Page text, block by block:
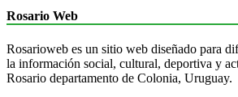
Rosario Web
Rosarioweb es un sitio web diseñado para
la información social, cultural, deportiva y
Rosario departamento de Colonia, Uruguay.